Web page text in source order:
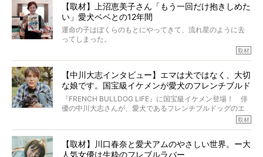
ところが、フレンチブルドッグの桃太郎は9歳で脳腫瘍を発
症し、なんと4年7ヶ月間も生き抜いたのです。旅立ったと
きの年齢は13歳と11ヶ月、レジェンド級のレジェンドでし
た。さらには、治療後3年間は一度も発作が起きなかったと
いいます。
この事実はフレンチブルドッグだけでなく、脳腫瘍と闘う
多くの犬たちに勇気と希望を与えるに違いありません。桃
太郎のオーナーである佐藤さんご夫婦に、治療の選択やケ
アについて詳しくお話しをうかがいました。
【取材】上沼恵美子さん「もう一回だけ抱きしめた
い」愛犬ベベとの12年間
運命の子はぼくらのもとにやってきて、流れ星のように去
ってしまった。
けれども、ぼくらはそのことについて考えたいし、泣き出
り添いたいと思う。
その悲しみをいますぐ解消することはできないが、話をき
いて、泣いたり笑ったりするのもいいだろう。
こんな子だった、こんなにいい子だった、ほんとうに愛し
ていたと。
ぼくらは上沼恵美子さんのご自宅へ伺って、お話をきこう
と思った。
取材
【中川大志インタビュー】エマは犬ではなく、大切
な娘です。国宝級イケメンが愛犬のフレンチブルド
ッグと一緒に登場
『FRENCH BULLDOG LIFE』に国宝級イケメン登場！ 俳
優の中川大志さんが、愛犬であるフレンチブルドッグのエ
マちゃん（2歳の女の子）にメロメロとの情報を聞きつけ、
中川さんを直撃。そのフレブル愛をたっぷり語っていただ
カエピソードが次から次へと飛び出しました。
取材
【取材】川口春奈と愛犬アムのやさしい世界。ー大
人気女優は生粋のフレブルラバー